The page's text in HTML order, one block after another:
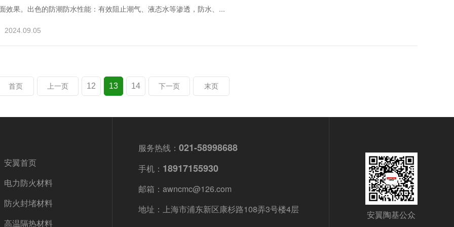
效果。‌‌出色的防潮防水性能‌：‌有效阻止潮气、‌液态水等渗透，‌防水、‌...
2024.09.05
首页 上一页 12 13 14 下一页 末页
安翼首页
电力防火材料
防火封堵材料
高温隔热材料
服务热线： 021-58998688
手机： 18917155930
邮箱：awncmc@126.com
地址：上海市浦东新区康杉路108弄3号楼4层
安翼陶基公众